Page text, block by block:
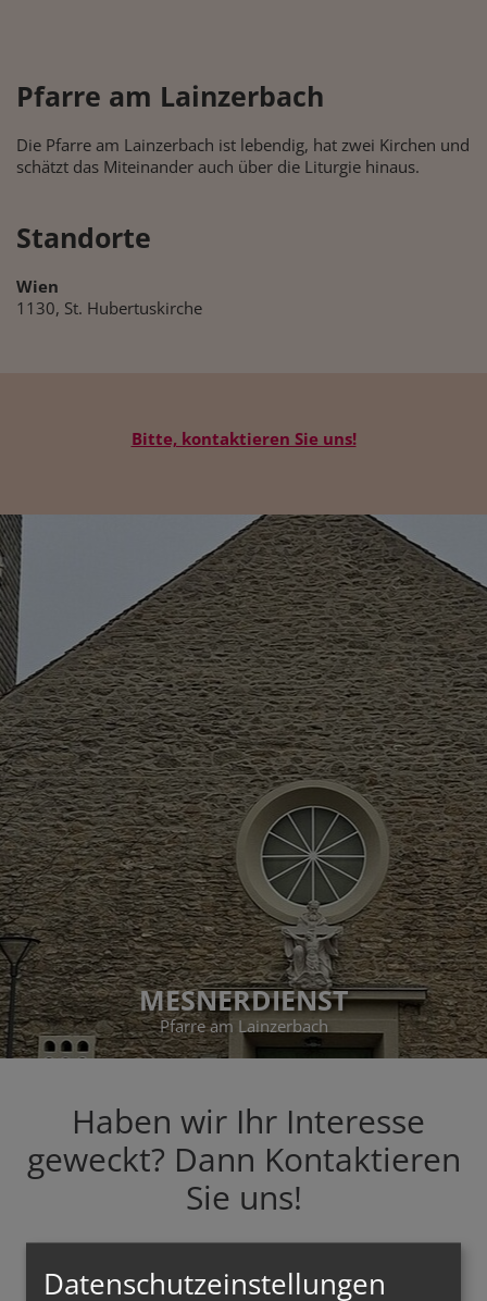
Pfarre am Lainzerbach
Die Pfarre am Lainzerbach ist lebendig, hat zwei Kirchen und
schätzt das Miteinander auch über die Liturgie hinaus.
Standorte
Wien
1130, St. Hubertuskirche
Bitte, kontaktieren Sie uns!
MESNERDIENST
Pfarre am Lainzerbach
Haben wir Ihr Interesse
geweckt? Dann Kontaktieren
Sie uns!
Datenschutzeinstellungen